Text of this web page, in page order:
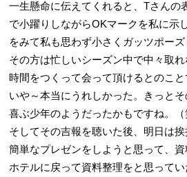
一生懸命に伝えてくれると、Tさんの
で小躍りしながらOKマークを私に示
をみて私も思わず小さくガッツポーズ
その方は忙しいシーズン中で中々取
時間をつくって会って頂けるとのこと
いや～本当にうれしかった。きっと
喜ぶ少年のようだったかもですね。（
そしてその吉報を聴いた後、明日は
簡単なプレゼンをしようと思って、
ホテルに戻って資料整理をと思って